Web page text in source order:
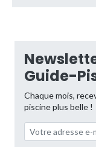
Guide-
Chaque mois,
piscine plus belle !